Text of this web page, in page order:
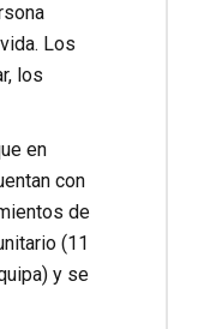
Los
los
en
con
de
(11
y se